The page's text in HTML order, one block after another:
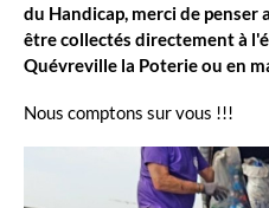
du Handicap, merci de
être collectés directement à
Quévreville la Poterie ou en
Nous comptons sur vous !!!